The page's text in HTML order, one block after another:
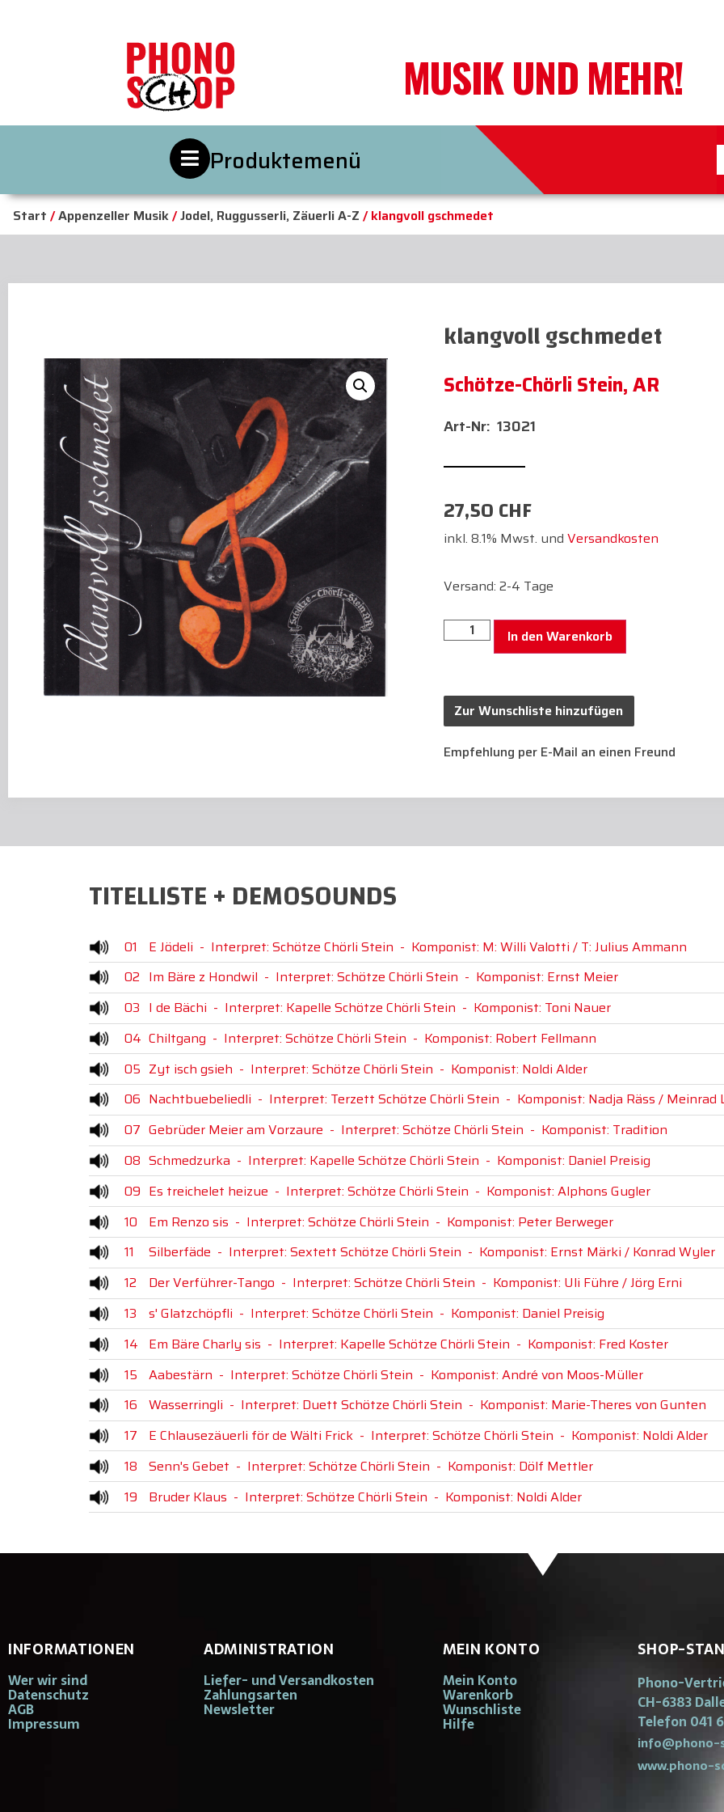
MUSIK UND MEHR!
Produktemenü
Start /Appenzeller Musik/Jodel, Ruggusserli, Zäuerli A-Z / klangvoll gschmedet
klangvoll gschmedet
Schötze-Chörli Stein, AR
13021
27,50CHF
inkl. 8.1% Mwst. und Versandkosten
Versand: 2-4 Tage
In den Warenkorb
Zur Wunschliste hinzufügen
Empfehlung per E-Mail an einen Freund
TITELLISTE + DEMOSOUNDS
01 E Jödeli - Interpret: Schötze Chörli Stein - Komponist: M: Willi Valotti / T: Julius Ammann
02 Im Bäre z Hondwil - Interpret: Schötze Chörli Stein - Komponist: Ernst Meier
03 I de Bächi - Interpret: Kapelle Schötze Chörli Stein - Komponist: Toni Nauer
04 Chiltgang - Interpret: Schötze Chörli Stein - Komponist: Robert Fellmann
05 Zyt isch gsieh - Interpret: Schötze Chörli Stein - Komponist: Noldi Alder
06 Nachtbuebeliedli - Interpret: Terzett Schötze Chörli Stein - Komponist: Nadja Räss / Meinrad
07 Gebrüder Meier am Vorzaure - Interpret: Schötze Chörli Stein - Komponist: Tradition
08 Schmedzurka - Interpret: Kapelle Schötze Chörli Stein - Komponist: Daniel Preisig
09 Es treichelet heizue - Interpret: Schötze Chörli Stein - Komponist: Alphons Gugler
10
Em Renzo sis - Interpret: Schötze Chörli Stein - Komponist: Peter Berweger
11
Silberfäde - Interpret: Sextett Schötze Chörli Stein - Komponist: Ernst Märki / Konrad Wyler
12
Der Verführer-Tango - Interpret: Schötze Chörli Stein - Komponist: Uli Führe / Jörg Erni
13
s' Glatzchöpfli - Interpret: Schötze Chörli Stein - Komponist: Daniel Preisig
14 Em Bäre Charly sis - Interpret: Kapelle Schötze Chörli Stein - Komponist: Fred Koster
15 Aabestärn - Interpret: Schötze Chörli Stein - Komponist: André von Moos-Müller
16 Wasserringli - Interpret: Duett Schötze Chörli Stein - Komponist: Marie-Theres von Gunten
17
E Chlausezäuerli för de Wälti Frick- Interpret: Schötze Chörli Stein - Komponist: Noldi Alder
18 Senn's Gebet - Interpret: Schötze Chörli Stein - Komponist: Dölf Mettler
19
Bruder Klaus - Interpret: Schötze Chörli Stein - Komponist: Noldi Alder
INFORMATIONEN
Wer wir sind
Datenschutz
AGB
Impressum
ADMINISTRATION
Liefer- und Versandkosten
Zahlungsarten
Newsletter
MEIN KONTO
Mein Konto
Warenkorb
Wunschliste
Hilfe
SHOP-
Phono-
CH-6383
Telefon 041
info@phono-
www.phono-